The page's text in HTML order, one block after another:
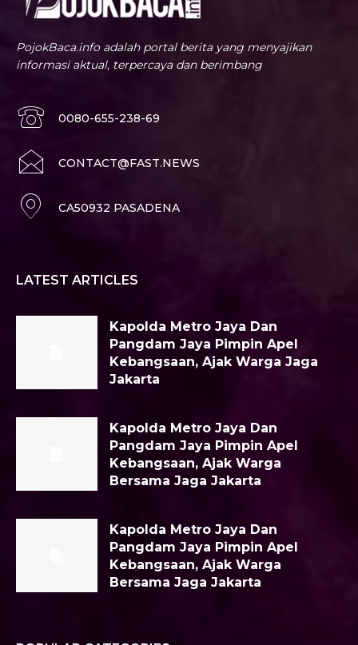
PojokBaca.info adalah portal berita yang menyajikan
informasi aktual, terpercaya dan berimbang
0080-655-238-69
CONTACT@FAST.NEWS
CA50932 PASADENA
LATEST ARTICLES
Kapolda Metro Jaya Dan
Pangdam Jaya Pimpin Apel
Kebangsaan, Ajak Warga Jaga
Jakarta
Kapolda Metro Jaya Dan
Pangdam Jaya Pimpin Apel
Kebangsaan, Ajak Warga
Bersama Jaga Jakarta
Kapolda Metro Jaya Dan
Pangdam Jaya Pimpin Apel
Kebangsaan, Ajak Warga
Bersama Jaga Jakarta